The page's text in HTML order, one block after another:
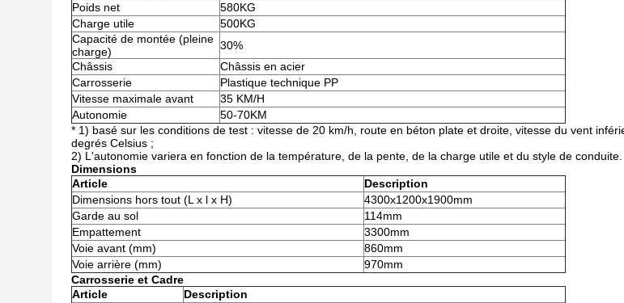
Poids net
580KG
Charge utile
500KG
Capacité de montée (pleine
charge)
30%
Châssis
Châssis en acier
Carrosserie
Plastique technique PP
Vitesse maximale avant
35 KM/H
Autonomie
50-70KM
* 1) basé sur les conditions de test : vitesse de 20 km/h, route en béton plate et droite, vitesse du vent
degrés Celsius ;
2) L'autonomie variera en fonction de la température, de la pente, de la charge utile et du style de conduite.
Dimensions
Article
Description
Dimensions hors tout (L x l x H)
4300x1200x1900mm
Garde au sol
114mm
Empattement
3300mm
Voie avant (mm)
860mm
Voie arrière (mm)
970mm
Carrosserie et Cadre
Article
Description